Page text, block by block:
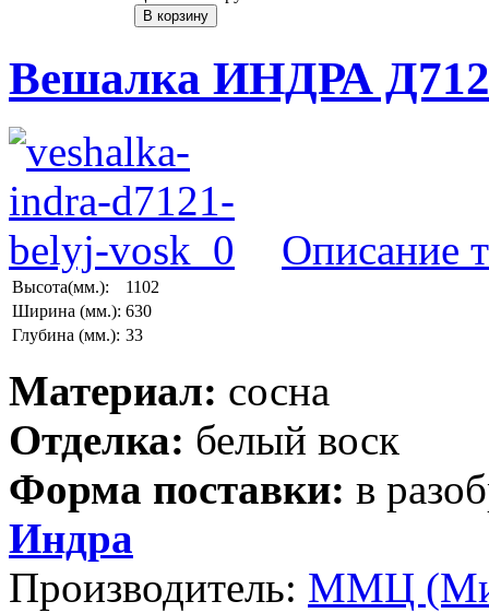
Вешалка ИНДРА
Описание
Высота(мм.):
1102
Ширина (мм.): 630
Глубина (мм.): 33
Материал: сосна
Отделка: белый воск
Форма поставки: в
Индра
Производитель: ММЦ